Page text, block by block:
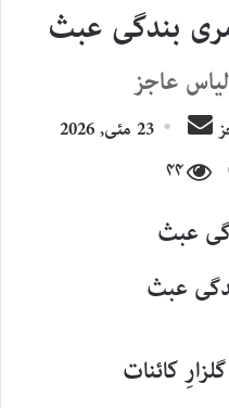
بندگی عبث
عاجز
Send
email
23 مئی, 2026
۴۴
عبث
عبث
کائنات